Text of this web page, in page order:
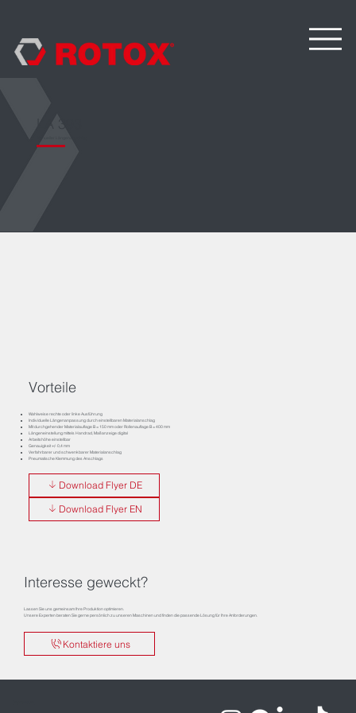
LA 393
Vorteile
Wahlweise rechte oder linke Ausführung
Individuelle Längenanpassung durch einstellbaren Materialanschlag
Mit durchgehender Materialauflage B = 150 mm oder Rollenauflage B = 400 mm
Längeneinstellung mittels Handrad, Maßanzeige digital
Arbeitshöhe einstellbar
Genauigkeit +/- 0,4 mm
Verfahrbarer und schwenkbarer Materialanschlag
Pneumatische Klemmung des Anschlags
Download Flyer DE
Download Flyer EN
Interesse geweckt?
Lassen Sie uns gemeinsam Ihre Produktion optimieren.
Unsere Experten beraten Sie gerne persönlich zu unseren Maschinen und finden die passende Lösung für Ihre Anforderungen.
Kontaktiere uns